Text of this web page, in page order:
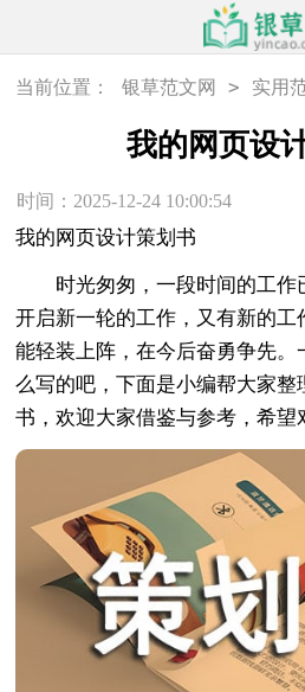
当前位置： 银草范文网 > 实用
我的网页设
时间：2025-12-24 10:00:54
我的网页设计策划书
时光匆匆，一段时间的工作
开启新一轮的工作，又有新的
能轻装上阵，在今后奋勇争先。
么写的吧，下面是小编帮大家整
书，欢迎大家借鉴与参考，希望